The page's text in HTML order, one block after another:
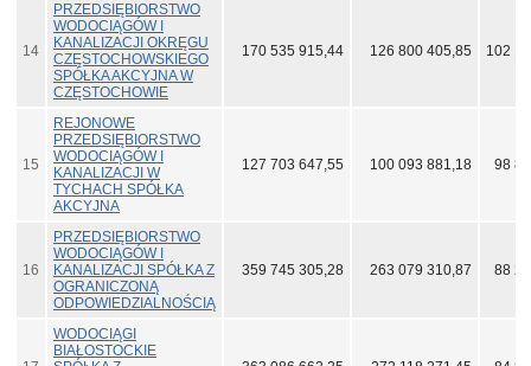
14
PRZEDSIĘBIORSTWO
WODOCIĄGÓW I
KANALIZACJI OKRĘGU
CZĘSTOCHOWSKIEGO
SPÓŁKA AKCYJNA W
CZĘSTOCHOWIE
170 535 915,44 126 800 405,85 102
15
REJONOWE
PRZEDSIĘBIORSTWO
WODOCIĄGÓW I
KANALIZACJI W
TYCHACH SPÓŁKA
AKCYJNA
127 703 647,55 100 093 881,18 98
16
PRZEDSIĘBIORSTWO
WODOCIĄGÓW I
KANALIZACJI SPÓŁKA Z
OGRANICZONĄ
ODPOWIEDZIALNOŚCIĄ
359 745 305,28 263 079 310,87 88
WODOCIĄGI
BIAŁOSTOCKIE